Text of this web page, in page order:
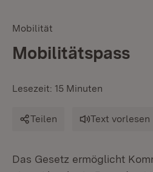
Mobilität
Mobilitätspass
Lesezeit: 15 Minuten
Teilen Text vorlesen
Das Gesetz ermöglicht